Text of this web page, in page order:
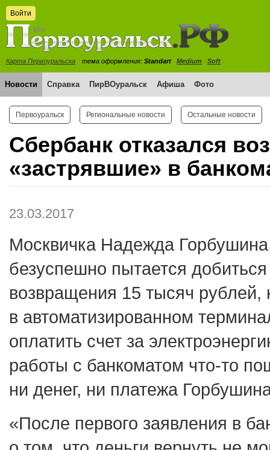
Войти
Карта Первоуральска тема оформления: Standart Medium Soft
Новости Справка ПирВОуральск Афиша Фото
Первоуральск Региональные новости Остальные новости
Сбербанк отказался
«застрявшие» в
23.03.2017
Москвичка Надежда
безуспешно пытается
возвращения 15 тысяч рублей,
в автоматизированном
оплатить счет за
работы с банкоматом что-то
ни денег, ни платежа
«После первого заявления в